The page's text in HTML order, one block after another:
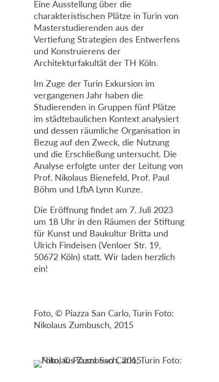
Eine Ausstellung über die
charakteristischen Plätze in Turin von
Masterstudierenden aus der
Vertiefung Strategien des Entwerfens
und Konstruierens der
Architekturfakultät der TH Köln.
Im Zuge der Turin Exkursion im
vergangenen Jahr haben die
Studierenden in Gruppen fünf Plätze
im städtebaulichen Kontext analysiert
und dessen räumliche Organisation in
Bezug auf den Zweck, die Nutzung
und die Erschließung untersucht. Die
Analyse erfolgte unter der Leitung von
Prof. Nikolaus Bienefeld, Prof. Paul
Böhm und LfbA Lynn Kunze.
Die Eröffnung findet am 7. Juli 2023
um 18 Uhr in den Räumen der Stiftung
für Kunst und Baukultur Britta und
Ulrich Findeisen (Venloer Str. 19,
50672 Köln) statt. Wir laden herzlich
ein!
Foto, © Piazza San Carlo, Turin Foto:
Nikolaus Zumbusch, 2015